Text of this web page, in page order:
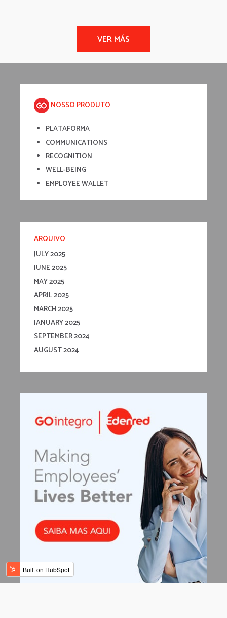
NOSSO PRODUTO
PLATAFORMA
COMMUNICATIONS
RECOGNITION
WELL-BEING
EMPLOYEE WALLET
ARQUIVO
JULY 2025
JUNE 2025
MAY 2025
APRIL 2025
MARCH 2025
JANUARY 2025
SEPTEMBER 2024
AUGUST 2024